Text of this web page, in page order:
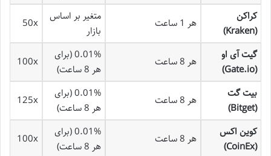
کراکن
(Kraken)
هر 1 ساعت
متغیر بر اساس
بازار
50x
گیت آی او
(Gate.io)
هر 8 ساعت
0.01% (برای
هر 8 ساعت)
100x
بیت گت
(Bitget)
هر 8 ساعت
0.01% (برای
هر 8 ساعت)
125x
کوین اکس
(CoinEx)
هر 8 ساعت
0.01% (برای
هر 8 ساعت)
100x